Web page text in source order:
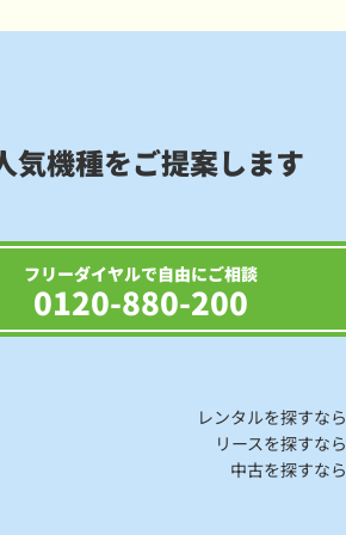
気機種をご提案します
フリーダイヤルで自由にご相談
0120-880-200
レンタルを探すなら
リースを探すなら
中古を探すなら